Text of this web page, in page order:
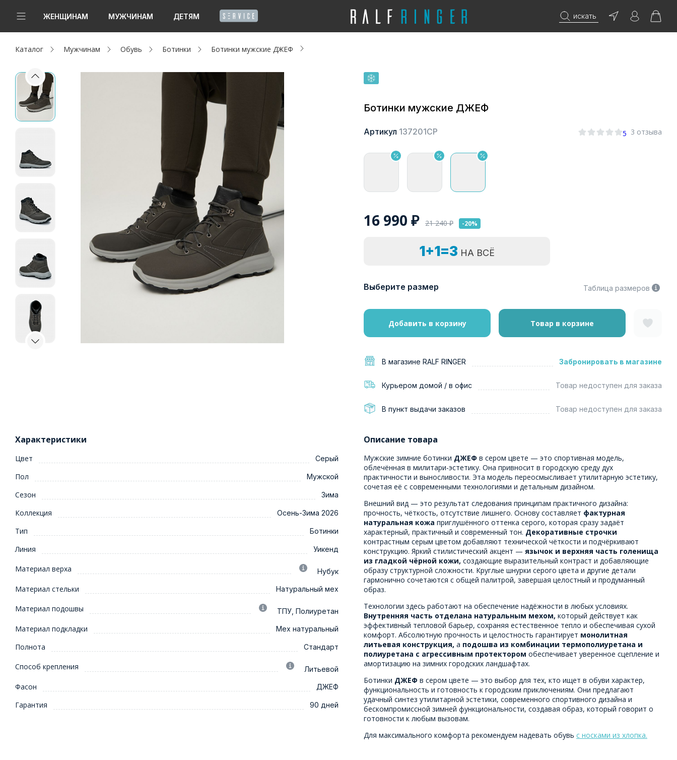
ЖЕНЩИНАМ МУЖЧИНАМ ДЕТЯМ искать
Новинки
Женщинам
Мужчинам
Адреса магазинов
Каталог Мужчинам Обувь Ботинки Ботинки мужские ДЖЕФ
Ботинки мужские ДЖЕФ
Артикул 137201СР 5 3 отзыва
16 990 ₽ 21 240₽ -20%
1+1=3 НА ВСЁ
Выберите размер Таблица размеров
Добавить в корзину Товар в корзине
В магазине RALF RINGER Забронировать в магазине
Курьером домой / в офис Товар недоступен для заказа
В пункт выдачи заказов Товар недоступен для заказа
Характеристики
Цвет Серый
Пол Мужской
Сезон Зима
Коллекция Осень-Зима 2026
Тип Ботинки
Линия Уикенд
Материал верха Нубук
Материал стельки Натуральный мех
Материал подошвы ТПУ, Полиуретан
Материал подкладки Мех натуральный
Полнота Стандарт
Способ крепления Литьевой
Фасон ДЖЕФ
Гарантия 90 дней
Описание товара
Мужские зимние ботинки ДЖЕФ в сером цвете — это спортивная модель,
облечённая в милитари-эстетику. Она привносит в городскую среду дух
практичности и выносливости. Эта модель переосмысливает утилитарную эстетику,
сочетая её с современными технологиями и детальным дизайном.
Внешний вид — это результат следования принципам практичного дизайна:
прочность, чёткость, отсутствие лишнего. Основу составляет фактурная
натуральная кожа приглушённого оттенка серого, которая сразу задаёт
характерный, практичный и современный тон. Декоративные строчки
контрастным серым цветом добавляют технической чёткости и подчёркивают
конструкцию. Яркий стилистический акцент — язычок и верхняя часть голенища
из гладкой чёрной кожи, создающие выразительный контраст и добавляющие
образу структурной сложности. Круглые шнурки серого цвета и другие детали
гармонично сочетаются с общей палитрой, завершая целостный и продуманный
образ.
Технологии здесь работают на обеспечение надёжности в любых условиях.
Внутренняя часть отделана натуральным мехом, который действует как
эффективный тепловой барьер, сохраняя естественное тепло и обеспечивая сухой
комфорт. Абсолютную прочность и целостность гарантирует монолитная
литьевая конструкция, а подошва из комбинации термополиуретана и
полиуретана с агрессивным протектором обеспечивает уверенное сцепление и
амортизацию на зимних городских ландшафтах.
Ботинки ДЖЕФ в сером цвете — это выбор для тех, кто ищет в обуви характер,
функциональность и готовность к городским приключениям. Они предлагают
удачный синтез утилитарной эстетики, современного спортивного дизайна и
бескомпромиссной зимней функциональности, создавая образ, который говорит о
готовности к любым вызовам.
Для максимального комфорта рекомендуем надевать обувь с носками из хлопка.